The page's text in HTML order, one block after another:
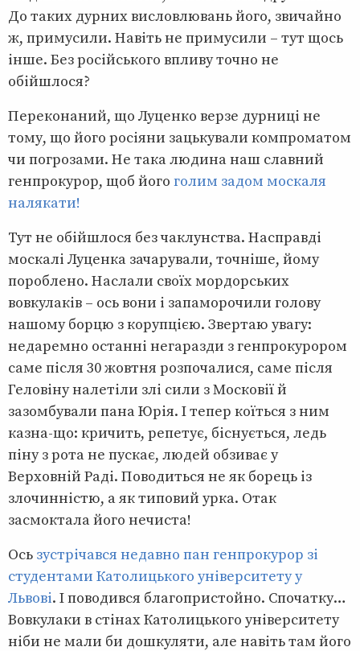
До таких дурних висловлювань його, звичайно
ж, примусили. Навіть не примусили – тут щось
інше. Без російського впливу точно не
обійшлося?
Переконаний, що Луценко верзе дурниці не
тому, що його росіяни зацькували компроматом
чи погрозами. Не така людина наш славний
генпрокурор, щоб його голим задом москаля
налякати!
Тут не обійшлося без чаклунства. Насправді
москалі Луценка зачарували, точніше, йому
пороблено. Наслали своїх мордорських
вовкулаків – ось вони і запаморочили голову
нашому борцю з корупцією. Звертаю увагу:
недаремно останні негаразди з генпрокурором
саме після 30 жовтня розпочалися, саме після
Геловіну налетіли злі сили з Московії й
зазомбували пана Юрія. І тепер коїться з ним
казна-що: кричить, репетує, біснується, ледь
піну з рота не пускає, людей обзиває у
Верховній Раді. Поводиться не як борець із
злочинністю, а як типовий урка. Отак
засмоктала його нечиста!
Ось зустрічався недавно пан генпрокурор зі
студентами Католицького університету у
Львові. І поводився благопристойно. Спочатку…
Вовкулаки в стінах Католицького університету
ніби не мали би дошкуляти, але навіть там його